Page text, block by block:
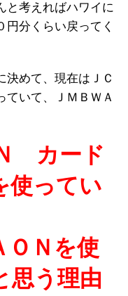
と考えればハワイに
分くらい戻ってく
決めて、現在はＪＣ
ていて、ＪＭＢＷＡ
カード
使ってい
Ｎを使
思う理由